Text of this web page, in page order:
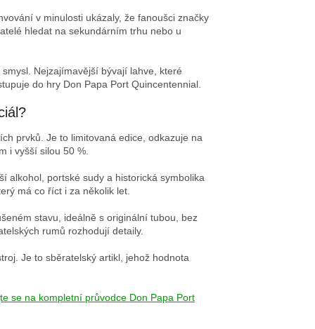
v minulosti ukázaly, že fanoušci značky
hledat na sekundárním trhu nebo u
smysl. Nejzajímavější bývají lahve, které
do hry Don Papa Port Quincentennial.
prvků. Je to limitovaná edice, odkazuje na
i vyšší silou 50 %.
alkohol, portské sudy a historická symbolika
má co říct i za několik let.
stavu, ideálně s originální tubou, bez
rumů rozhodují detaily.
Je to sběratelský artikl, jehož hodnota
se na kompletní průvodce Don Papa Port